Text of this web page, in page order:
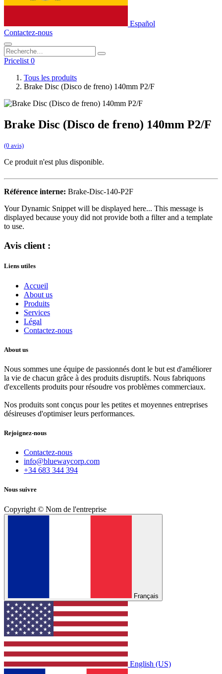
Español
Contactez-nous
Pricelist 0
Tous les produits
Brake Disc (Disco de freno) 140mm P2/F
Brake Disc (Disco de freno) 140mm P2/F
(0 avis)
Ce produit n'est plus disponible.
Référence interne: Brake-Disc-140-P2F
Your Dynamic Snippet will be displayed here... This message is
displayed because youy did not provide both a filter and a template
to use.
Avis client :
Liens utiles
Accueil
About us
Produits
Services
Légal
Contactez-nous
About us
Nous sommes une équipe de passionnés dont le but est d'améliorer
la vie de chacun grâce à des produits disruptifs. Nous fabriquons
d'excellents produits pour résoudre vos problèmes commerciaux.
Nos produits sont conçus pour les petites et moyennes entreprises
désireuses d'optimiser leurs performances.
Rejoignez-nous
Contactez-nous
info@bluewaycorp.com
+34 683 344 394
Nous suivre
Copyright © Nom de l'entreprise
Français
English (US)